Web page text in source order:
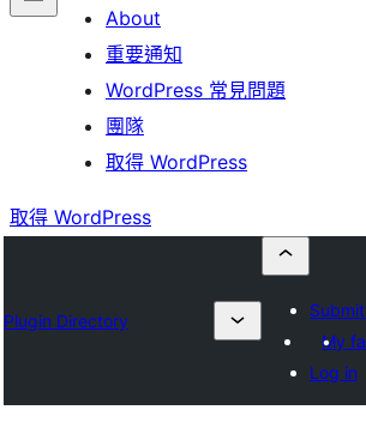
About
重要通知
WordPress 常見問題
團隊
取得 WordPress
取得 WordPress
Plugin Directory
My
Log in